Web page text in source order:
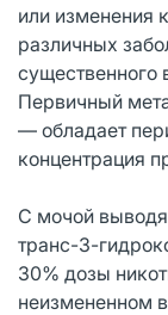
или изменения
различных
существенного
Первичный
— обладает
концентрация
С мочой
транс-3-
30% дозы
неизмененном